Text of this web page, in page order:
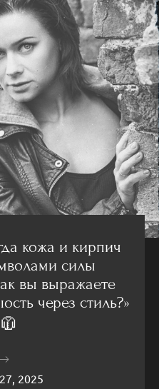
кожа и кирпич
силы
вы выражаете
через стиль?»
2025